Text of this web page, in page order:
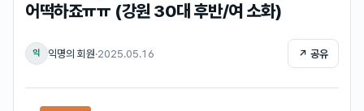
어떡하죠ㅠㅠ (강원 30대 후반/여 소화)
익 익명의 회원·2025.05.16 ↗ 공유